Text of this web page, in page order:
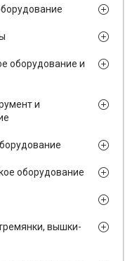
оборудование и
и
оборудование
вышки-